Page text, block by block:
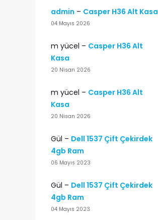
admin – Casper H36 Alt Kasa
04 Mayıs 2026
m yücel – Casper H36 Alt
Kasa
20 Nisan 2026
m yücel – Casper H36 Alt
Kasa
20 Nisan 2026
Gül – Dell 1537 Çift Çekirdek
4gb Ram
06 Mayıs 2023
Gül – Dell 1537 Çift Çekirdek
4gb Ram
04 Mayıs 2023